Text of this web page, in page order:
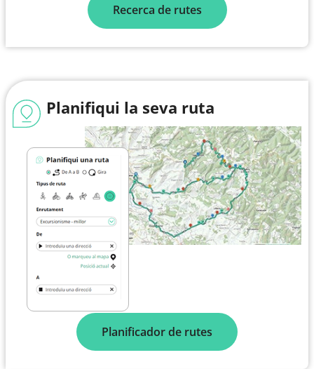
Recerca de rutes
Planifiqui la seva ruta
Planificador de rutes